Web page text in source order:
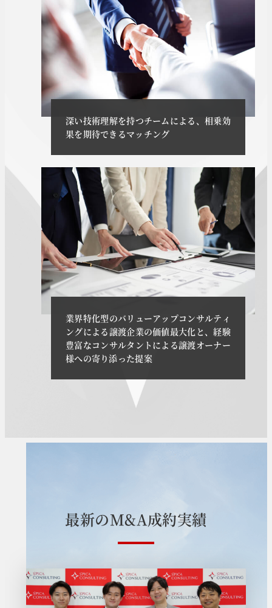
深い技術理解を持つチームによる、相乗効
果を期待できるマッチング
業界特化型のバリューアップコンサルティ
ングによる譲渡企業の価値最大化と、経験
豊富なコンサルタントによる譲渡オーナー
様への寄り添った提案
最新のM&A成約実績